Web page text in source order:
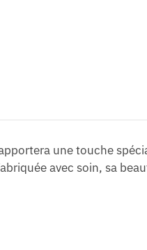
une touche
avec soin, sa